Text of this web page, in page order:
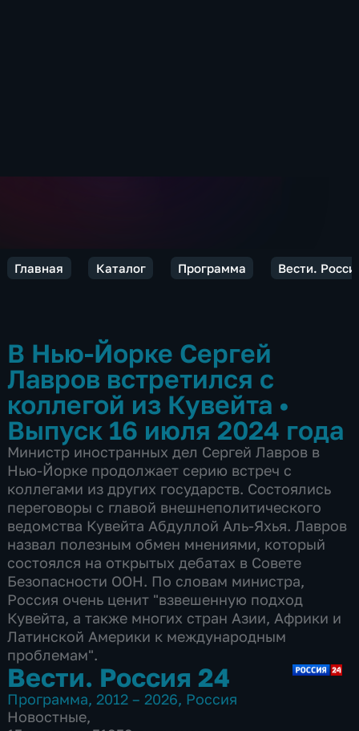
Главная Каталог Программа Вести.
В Нью-Йорке Сергей
Лавров встретился с
коллегой из Кувейта •
Выпуск 16 июля 2024 года
Министр иностранных дел Сергей Лавров в
Нью-Йорке продолжает серию встреч с
коллегами из других государств. Состоялись
переговоры с главой внешнеполитического
ведомства Кувейта Абдуллой Аль-Яхья. Лавров
назвал полезным обмен мнениями, который
состоялся на открытых дебатах в Совете
Безопасности ООН. По словам министра,
Россия очень ценит "взвешенную подход
Кувейта, а также многих стран Азии, Африки и
Латинской Америки к международным
проблемам".
Вести. Россия 24
Программа, 2012 – 2026, Россия
Новостные,